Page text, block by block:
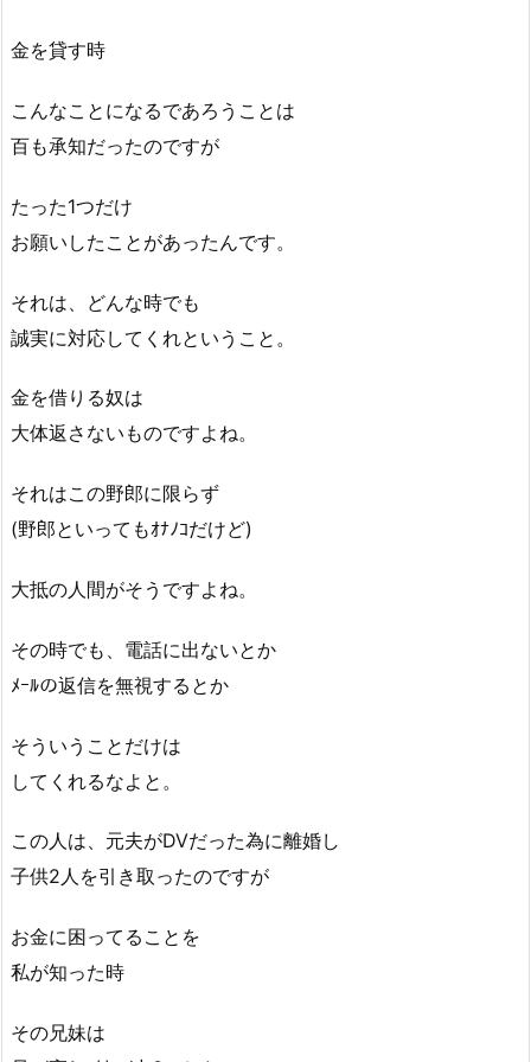
金を貸す時
こんなことになるであろうことは
百も承知だったのですが
たった1つだけ
お願いしたことがあったんです。
それは、どんな時でも
誠実に対応してくれということ。
金を借りる奴は
大体返さないものですよね。
それはこの野郎に限らず
(野郎といってもｵﾅﾉｺだけど)
大抵の人間がそうですよね。
その時でも、電話に出ないとか
ﾒｰﾙの返信を無視するとか
そういうことだけは
してくれるなよと。
この人は、元夫がDVだった為に離婚し
子供2人を引き取ったのですが
お金に困ってることを
私が知った時
その兄妹は